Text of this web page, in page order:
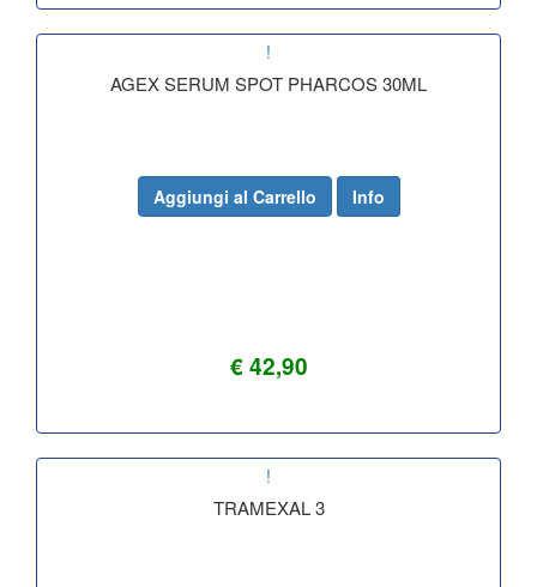
!
AGEX SERUM SPOT PHARCOS 30ML
€ 42,90
Aggiungi al Carrello Info
!
TRAMEXAL 3